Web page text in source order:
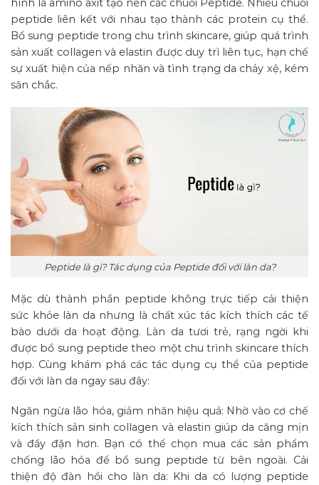
hình là amino axit tạo nên các chuỗi Peptide. Nhiều chuỗi
peptide liên kết với nhau tạo thành các protein cụ thể.
Bổ sung peptide trong chu trình skincare, giúp quá trình
sản xuất collagen và elastin được duy trì liên tục, hạn chế
sự xuất hiện của nếp nhăn và tình trạng da chảy xệ, kém
săn chắc.
Peptide là gì? Tác dụng của Peptide đối với làn da?
Mặc dù thành phần peptide không trực tiếp cải thiện
sức khỏe làn da nhưng là chất xúc tác kích thích các tế
bào dưới da hoạt động. Làn da tươi trẻ, rạng ngời khi
được bổ sung peptide theo một chu trình skincare thích
hợp. Cùng khám phá các tác dụng cụ thể của peptide
đối với làn da ngay sau đây:
Ngăn ngừa lão hóa, giảm nhăn hiệu quả: Nhờ vào cơ chế
kích thích sản sinh collagen và elastin giúp da căng mịn
và đầy đặn hơn. Bạn có thể chọn mua các sản phẩm
chống lão hóa để bổ sung peptide từ bên ngoài. Cải
thiện độ đàn hồi cho làn da: Khi da có lượng peptide